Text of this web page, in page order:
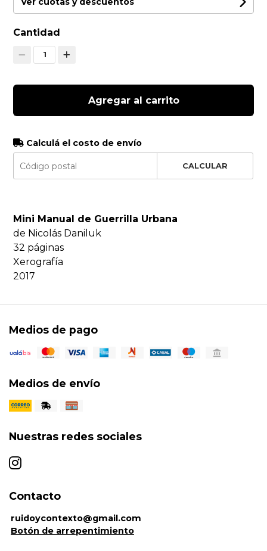
Cantidad
1
Agregar al carrito
Calculá el costo de envío
CALCULAR
Mini Manual de Guerrilla Urbana
de Nicolás Daniluk
32 páginas
Xerografía
2017
Medios de pago
Medios de envío
Nuestras redes sociales
Contacto
ruidoycontexto@gmail.com
Botón de arrepentimiento